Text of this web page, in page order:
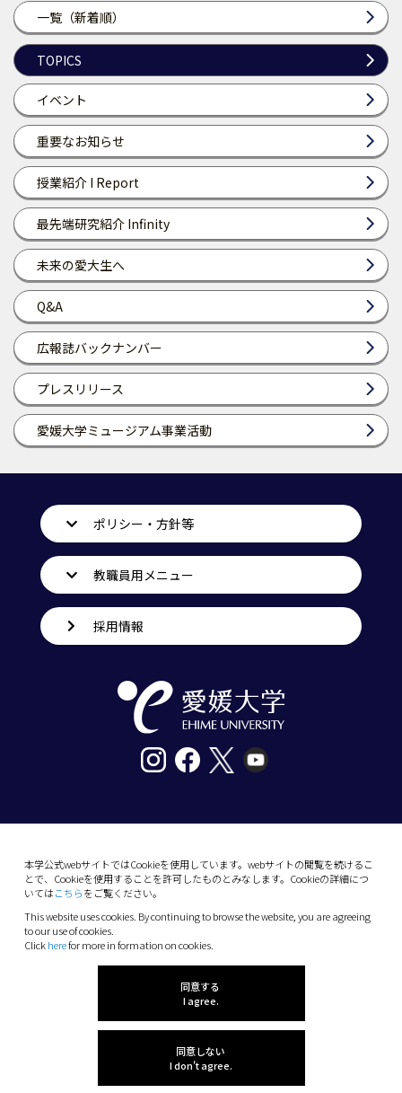
一覧（新着順）
TOPICS
イベント
重要なお知らせ
授業紹介 I Report
最先端研究紹介 Infinity
未来の愛大生へ
Q&A
広報誌バックナンバー
プレスリリース
愛媛大学ミュージアム事業活動
本学公式webサイトではCookieを使用しています。webサイトの閲覧を続けるこ
とで、Cookieを使用することを許可したものとみなします。Cookieの詳細につ
いてはこちらをご覧ください。
This website uses cookies. By continuing to browse the website, you are agreeing
to our use of cookies.
Clickherefor more in formation on cookies.
同意する
I agree.
同意しない
I don't agree.
ポリシー・方針等
教職員用メニュー
採用情報
10-13 Dogo-Himata, Matsuyama, Ehime 790-
Phone: +81 89-927-9000
(C) 2026 Ehime University.